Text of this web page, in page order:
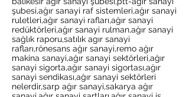
şubesi,ağır sanayi raf sistemleri,ağır sanayi
ruletleri,ağır sanayi rafları,ağır sanayi
redüktörleri,ağır sanayi rulman,ağır sanayi
sağlık raporu,satılık agır sanayi
rafları,rönesans ağır sanayi,remo ağır
makina sanayi,ağır sanayi sektörleri,ağır
sanayi sigorta,ağır sanayi sigortası,ağır
sanayi sendikası,ağır sanayi sektörleri
nelerdir,sarp ağır sanayi,sakarya ağır